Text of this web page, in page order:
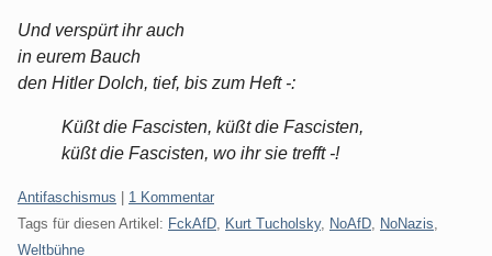
Und verspürt ihr auch
in eurem Bauch
den Hitler Dolch, tief, bis zum Heft -:
Küßt die Fascisten, küßt die Fascisten,
küßt die Fascisten, wo ihr sie trefft -!
Kategorien:
Antifaschismus | 1 Kommentar
Tags für diesen Artikel: FckAfD Kurt Tucholsky, NoAfD NoNazis
Weltbühne